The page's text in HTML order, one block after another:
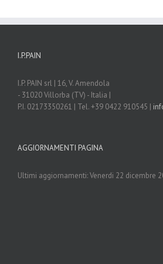
I.P.PAIN
I.P. PAIN srl | 16, V. Amendola
- 31020 Villorba (TV) - Italia |
P.I. 02173350261 | Tel. +39 0422 910545 |
AGGIORNAMENTI PAGINA
Ultimi aggiornamenti: Venerdi 22 dicembre